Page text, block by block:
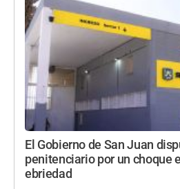
El Gobierno de San Juan
penitenciario por un choque
ebriedad